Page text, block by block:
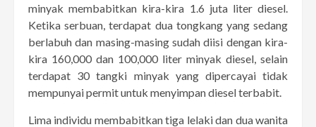
minyak membabitkan kira-kira 1.6 juta liter diesel.
Ketika serbuan, terdapat dua tongkang yang sedang
berlabuh dan masing-masing sudah diisi dengan kira-
kira 160,000 dan 100,000 liter minyak diesel, selain
terdapat 30 tangki minyak yang dipercayai tidak
mempunyai permit untuk menyimpan diesel terbabit.
Lima individu membabitkan tiga lelaki dan dua wanita